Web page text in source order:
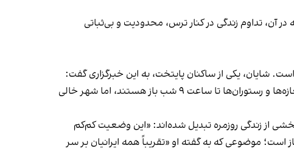
آن، تداوم زندگی در کنار ترس، محدودیت و بی‌ثباتی
شایان، یکی از ساکنان پایتخت، به این خبرگزاری گفت:
«کافه‌ها باز هستند، بیرون می‌رویم، سوخت، آب و برق وجود دارد، اما یک حس درماندگی در همه ما هست.» او افزود: «مغازه‌ها و رستوران‌ها تا ساعت ۹ شب باز هستند، اما شهر خالی
از زندگی روزمره تبدیل شده‌اند: «این وضعیت کم‌کم
موضوعی که به گفته او «تقریباً همه ایرانیان بر سر